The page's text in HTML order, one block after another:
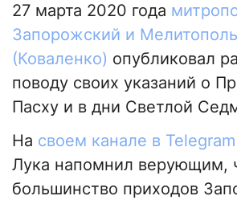
27 марта 2020 года
Запорожский и
(Коваленко) опубликовал
поводу своих указаний о
Пасху и в дни Светлой
На своем канале в Telegram
Лука напомнил верующим,
большинство приходов